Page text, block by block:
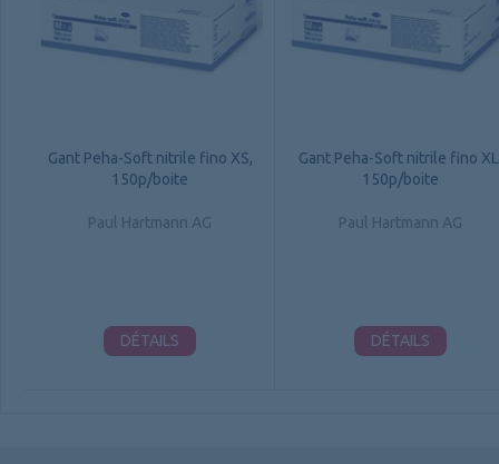
Gant Peha-Soft nitrile fino XS,
150p/boite
Paul Hartmann AG
DÉTAILS
Gant Peha-Soft nitrile fino
150p/boite
Paul Hartmann AG
DÉTAILS